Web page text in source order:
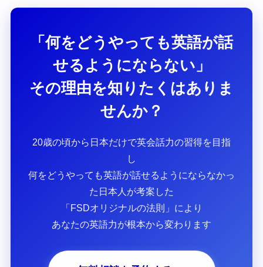
「何をどうやっても英語が話
せるようにならない」
その理由を知りたくはありま
せんか？
20歳の頃から日本だけで英会話力の習得を目指
し
何をどうやっても英語が話せるようにならなかっ
た日本人が考案した
「FSDオリジナルの法則」により
あなたの英語力が根本から変わります